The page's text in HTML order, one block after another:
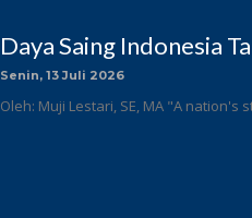
Daya Saing Indonesia
Senin, 13 Juli 2026
Oleh: Muji Lestari, SE, MA "A